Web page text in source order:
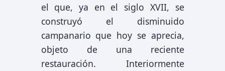
el que, ya en el siglo XVII, se
construyó el disminuido
campanario que hoy se aprecia,
objeto de una reciente
restauración. Interiormente